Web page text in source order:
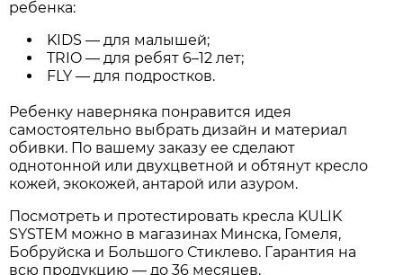
ребенка:
KIDS — для малышей;
TRIO — для ребят 6–12 лет;
FLY — для подростков.
Ребенку наверняка понравится идея
самостоятельно выбрать дизайн и материал
обивки. По вашему заказу ее сделают
однотонной или двухцветной и обтянут кресло
кожей, экокожей, антарой или азуром.
Посмотреть и протестировать кресла KULIK
SYSTEM можно в магазинах Минска, Гомеля,
Бобруйска и Большого Стиклево. Гарантия на
всю продукцию — до 36 месяцев.